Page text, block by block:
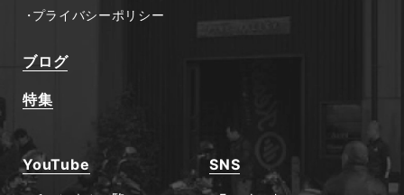
プライバシーポリシー
ブログ
特集
YouTube SNS